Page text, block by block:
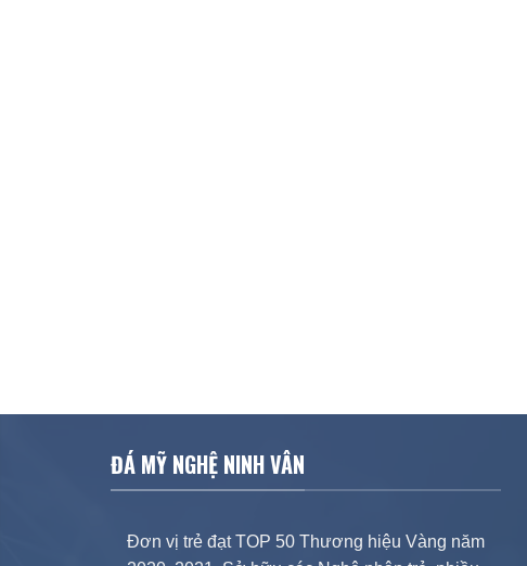
ĐÁ MỸ NGHỆ NINH VÂN
Đơn vị trẻ đạt TOP 50 Thương hiệu Vàng năm